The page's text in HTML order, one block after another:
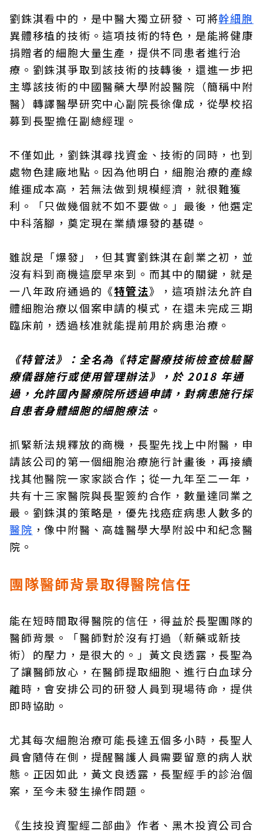
劉銖淇看中的，是中醫大獨立研發、可將幹細胞
異體移植的技術。這項技術的特色，是能將健康
捐贈者的細胞大量生產，提供不同患者進行治
療。劉銖淇爭取到該技術的技轉後，還進一步把
主導該技術的中國醫藥大學附設醫院（簡稱中附
醫）轉譯醫學研究中心副院長徐偉成，從學校招
募到長聖擔任副總經理。
不僅如此，劉銖淇尋找資金、技術的同時，也到
處物色建廠地點。因為他明白，細胞治療的產線
維運成本高，若無法做到規模經濟，就很難獲
利。「只做幾個就不如不要做。」最後，他選定
中科落腳，奠定現在業績爆發的基礎。
雖說是「爆發」，但其實劉銖淇在創業之初，並
沒有料到商機這麼早來到。而其中的關鍵，就是
一八年政府通過的《特管法》，這項辦法允許自
體細胞治療以個案申請的模式，在還未完成三期
臨床前，透過核准就能提前用於病患治療。
《特管法》：全名為《特定醫療技術檢查檢驗醫
療儀器施行或使用管理辦法》，於 2018 年通
過，允許國內醫療院所透過申請，對病患施行採
自患者身體細胞的細胞療法。
抓緊新法規釋放的商機，長聖先找上中附醫，申
請該公司的第一個細胞治療施行計畫後，再接續
找其他醫院一家家談合作；從一九年至二一年，
共有十三家醫院與長聖簽約合作，數量達同業之
最。劉銖淇的策略是，優先找癌症病患人數多的
醫院 ，像中附醫、高雄醫學大學附設中和紀念醫
院。
團隊醫師背景取得醫院信任
能在短時間取得醫院的信任，得益於長聖團隊的
醫師背景。「醫師對於沒有打過（新藥或新技
術）的壓力，是很大的。」黃文良透露，長聖為
了讓醫師放心，在醫師提取細胞、進行白血球分
離時，會安排公司的研發人員到現場待命，提供
即時協助。
尤其每次細胞治療可能長達五個多小時，長聖人
員會隨侍在側，提醒醫護人員需要留意的病人狀
態。正因如此，黃文良透露，長聖經手的診治個
案，至今未發生操作問題。
《生技投資聖經二部曲》作者、黑木投資公司合